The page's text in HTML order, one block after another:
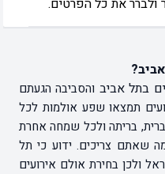
ולברר את כל הפרטים.
בתל אביב והסביבה הגעתם
תמצאו שפע אולמות לכל
בריתה ולכל שמחה אחרת
שאתם צריכים. ידוע כי תל
ולכן בחירת אולם אירועים